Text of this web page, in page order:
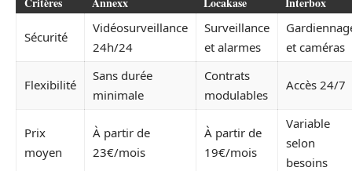
Sécurité
Vidéosurveillance
24h/24
Surveillance
et alarmes
et caméras
Flexibilité
Sans durée
minimale
Contrats
modulables
Accès 24/7
Prix
moyen
À partir de
23€/mois
À partir de
19€/mois
Variable
selon
besoins